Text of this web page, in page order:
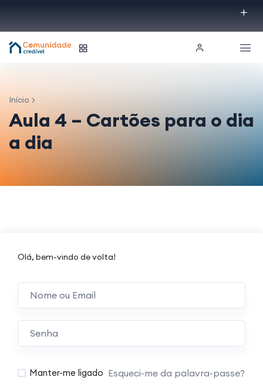
Início
Aula 4 – Cartões para o dia
a dia
Olá, bem-vindo de volta!
Manter-me ligado Esqueci-me da palavra-passe?